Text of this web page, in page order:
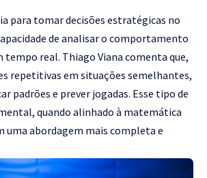
para tomar decisões estratégicas no
de analisar o comportamento
tempo real. Thiago Viana comenta que,
repetitivas em situações semelhantes,
padrões e prever jogadas. Esse tipo de
quando alinhado à matemática
uma abordagem mais completa e